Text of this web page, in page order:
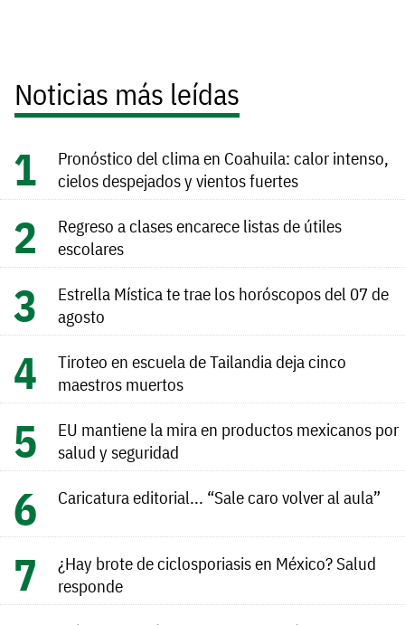
Noticias más leídas
Pronóstico del clima en Coahuila: calor intenso,
cielos despejados y vientos fuertes
Regreso a clases encarece listas de útiles
escolares
Estrella Mística te trae los horóscopos del 07 de
agosto
Tiroteo en escuela de Tailandia deja cinco
maestros muertos
EU mantiene la mira en productos mexicanos por
salud y seguridad
Caricatura editorial... “Sale caro volver al aula”
¿Hay brote de ciclosporiasis en México? Salud
responde